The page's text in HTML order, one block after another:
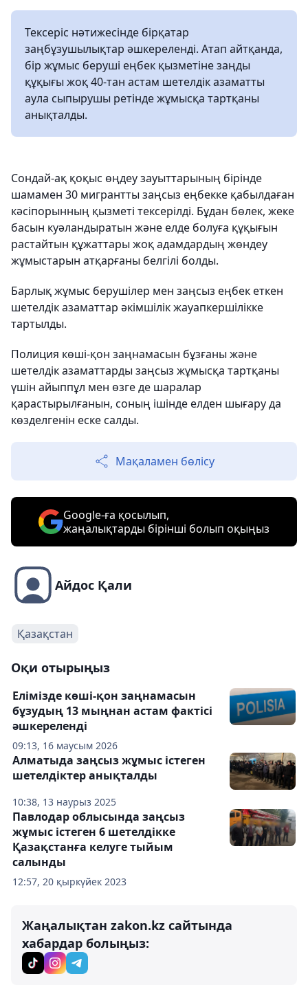
Тексеріс нәтижесінде бірқатар
заңбұзушылықтар әшкереленді. Атап айтқанда,
бір жұмыс беруші еңбек қызметіне заңды
құқығы жоқ 40-тан астам шетелдік азаматты
аула сыпырушы ретінде жұмысқа тартқаны
анықталды.
Сондай-ақ қоқыс өңдеу зауыттарының бірінде
шамамен 30 мигрантты заңсыз еңбекке қабылдаған
кәсіпорынның қызметі тексерілді. Бұдан бөлек, жеке
басын куәландыратын және елде болуға құқығын
растайтын құжаттары жоқ адамдардың жөндеу
жұмыстарын атқарғаны белгілі болды.
Барлық жұмыс берушілер мен заңсыз еңбек еткен
шетелдік азаматтар әкімшілік жауапкершілікке
тартылды.
Полиция көші-қон заңнамасын бұзғаны және
шетелдік азаматтарды заңсыз жұмысқа тартқаны
үшін айыппұл мен өзге де шаралар
қарастырылғанын, соның ішінде елден шығару да
көзделгенін еске салды.
Мақаламен бөлісу
Google-ға қосылып,
жаңалықтарды бірінші болып оқыңыз
Айдос Қали
Қазақстан
Оқи отырыңыз
09:13, 16 маусым 2026
Елімізде көші-қон заңнамасын
бұзудың 13 мыңнан астам фактісі
әшкереленді
10:38, 13 наурыз 2025
Алматыда заңсыз жұмыс істеген
шетелдіктер анықталды
12:57, 20 қыркүйек 2023
Павлодар облысында заңсыз
жұмыс істеген 6 шетелдікке
Қазақстанға келуге тыйым
салынды
Жаңалықтан zakon.kz сайтында
хабардар болыңыз: